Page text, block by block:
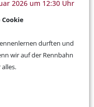
2026 um 12:30 Uhr
durften und
wir auf der Rennbahn